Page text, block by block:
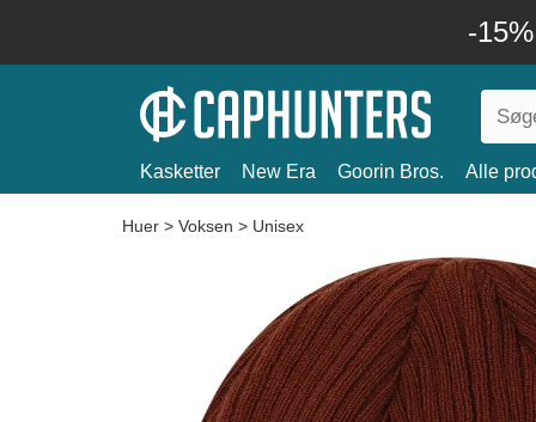
-
Kasketter New Era Goorin Bros. Alle
Huer > Voksen > Unisex